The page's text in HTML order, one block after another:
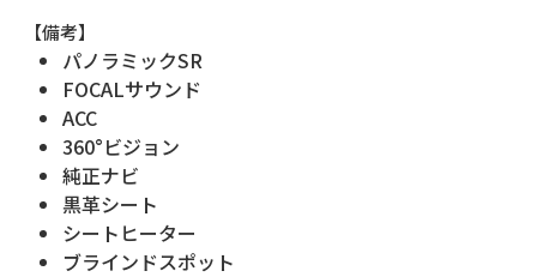
【備考】
パノラミックSR
FOCALサウンド
ACC
360°ビジョン
純正ナビ
黒革シート
シートヒーター
ブラインドスポット